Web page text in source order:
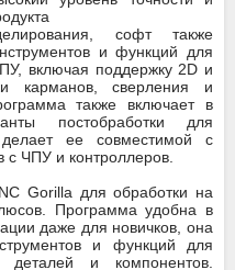
софт также
и функций для
включая поддержку 2D и
карманов, сверления и
также включает в
постобработки для
ее совместимой с
с ЧПУ и контроллеров.
Gorilla для обработки на
Программа удобна в
даже для новичков, она
и функций для
деталей и компонентов.